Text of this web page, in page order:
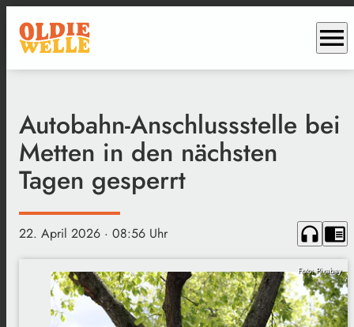
menu
Autobahn-Anschlussstelle bei
Metten in den nächsten
Tagen gesperrt
22. April 2026 · 08:56 Uhr headphones chrome_reader_mode
Foto: Pixabay